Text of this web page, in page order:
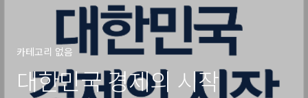
카테고리 없음
대한민국 경제의 시작